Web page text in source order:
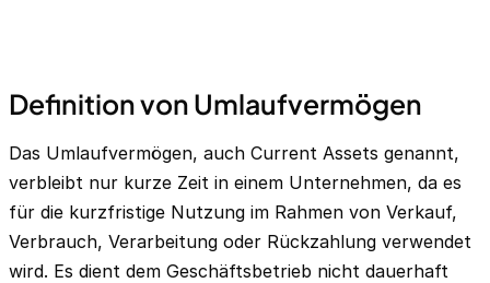
Definition von Umlaufvermögen
Das Umlaufvermögen, auch Current Assets genannt,
verbleibt nur kurze Zeit in einem Unternehmen, da es
für die kurzfristige Nutzung im Rahmen von Verkauf,
Verbrauch, Verarbeitung oder Rückzahlung verwendet
wird. Es dient dem Geschäftsbetrieb nicht dauerhaft